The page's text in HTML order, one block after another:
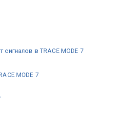
в TRACE MODE 7
MODE 7